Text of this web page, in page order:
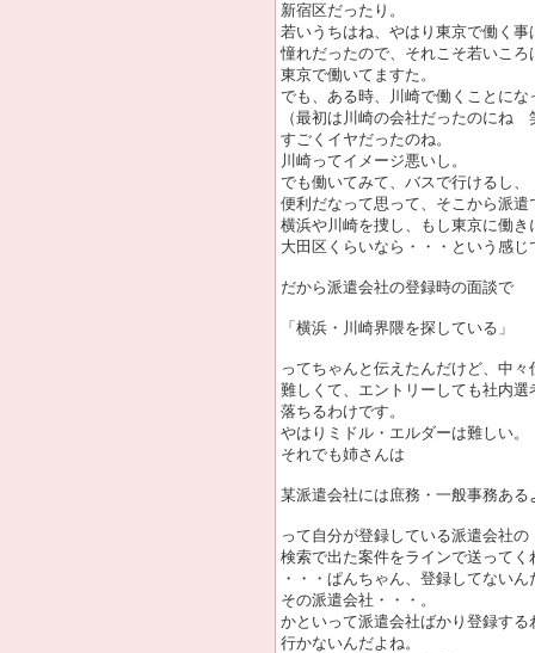
新宿区だったり。
若いうちはね、やはり東京で働く事
憧れだったので、それこそ若いころ
東京で働いてますた。
でも、ある時、川崎で働くことにな
（最初は川崎の会社だったのにね
すごくイヤだったのね。
川崎ってイメージ悪いし。
でも働いてみて、バスで行けるし、
便利だなって思って、そこから派遣
横浜や川崎を捜し、もし東京に働き
大田区くらいなら・・・という感じ
だから派遣会社の登録時の面談で
「横浜・川崎界隈を探している」
ってちゃんと伝えたんだけど、中々
難しくて、エントリーしても社内選
落ちるわけです。
やはりミドル・エルダーは難しい。
それでも姉さんは
某派遣会社には庶務・一般事務ある
って自分が登録している派遣会社の
検索で出た案件をラインで送ってく
・・・ぱんちゃん、登録してないん
その派遣会社・・・。
かといって派遣会社ばかり登録する
行かないんだよね。